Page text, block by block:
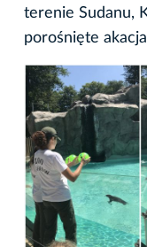
terenie Sudanu,
porośnięte